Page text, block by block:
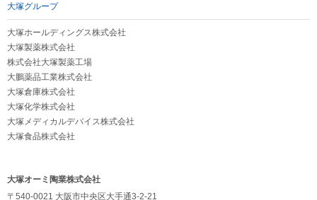
大塚グループ
大塚ホールディングス株式会社
大塚製薬株式会社
株式会社大塚製薬工場
大鵬薬品工業株式会社
大塚倉庫株式会社
大塚化学株式会社
大塚メディカルデバイス株式会社
大塚食品株式会社
大塚オーミ陶業株式会社
〒540-0021 大阪市中央区大手通3-2-21